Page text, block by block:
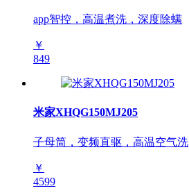
app智控，高温煮洗，深度除螨
￥
849
米家XHQG150MJ205
子母筒，变频直驱，高温空气洗
￥
4599